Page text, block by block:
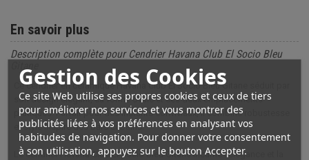
Gestion des Cookies
Ce site Web utilise ses propres cookies et ceux de tiers
pour améliorer nos services et vous montrer des
publicités liées à vos préférences en analysant vos
habitudes de navigation. Pour donner votre consentement
à son utilisation, appuyez sur le bouton Accepter.
En savoir plus
Description complète pour Cendrier Havana Club El Socio Bleu
Ce cendrier en céramique Havana Club El Socio Bleu Gitane séduit par
son design élégant, sa forme ovale et ses deux emplacements
pratiques. Parfait pour des instants conviviaux, il combine robustesse
et style inspiré des bars cubains.
Le cendrier Havana Club El Socio Bleu Gitane incarne l’élégance et la